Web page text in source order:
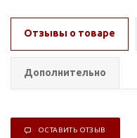
Отзывы о товаре
Дополнительно
ОСТАВИТЬ ОТЗЫВ